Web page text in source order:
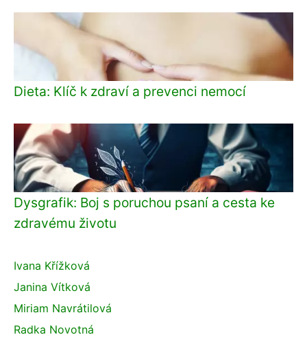
Dieta: Klíč k zdraví a prevenci nemocí
Dysgrafik: Boj s poruchou psaní a cesta ke
zdravému životu
Ivana Křížková
Janina Vítková
Miriam Navrátilová
Radka Novotná